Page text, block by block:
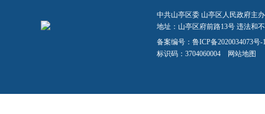
中共山亭区委 山亭区人民政府主
地址：山亭区府前路13号 违法和
备案编号： 鲁ICP备2020034073号-
标识码：3704060004 网站地图